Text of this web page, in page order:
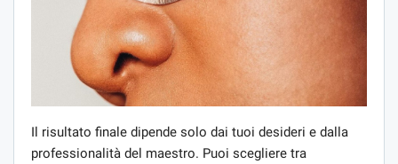
Il risultato finale dipende solo dai tuoi desideri e dalla
professionalità del maestro. Puoi scegliere tra